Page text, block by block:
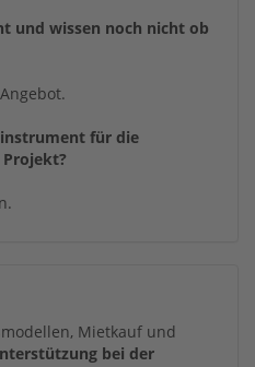
und wissen noch nicht ob
für die
Mietkauf und
bei der